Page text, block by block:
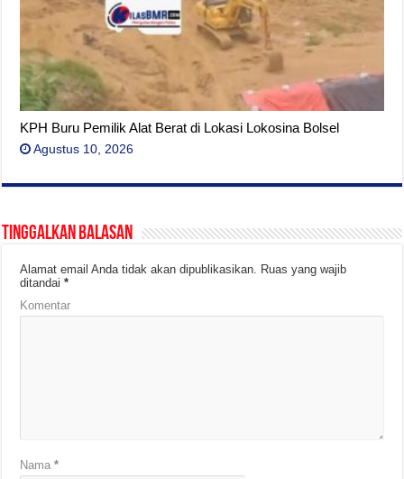
KPH Buru Pemilik Alat Berat di Lokasi Lokosina Bolsel
Agustus 10, 2026
Tinggalkan Balasan
Alamat email Anda tidak akan dipublikasikan. Ruas yang wajib
ditandai*
Komentar
Nama*